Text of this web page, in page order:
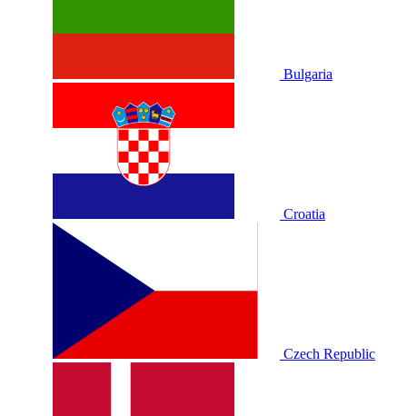
Bulgaria
Croatia
Czech Republic